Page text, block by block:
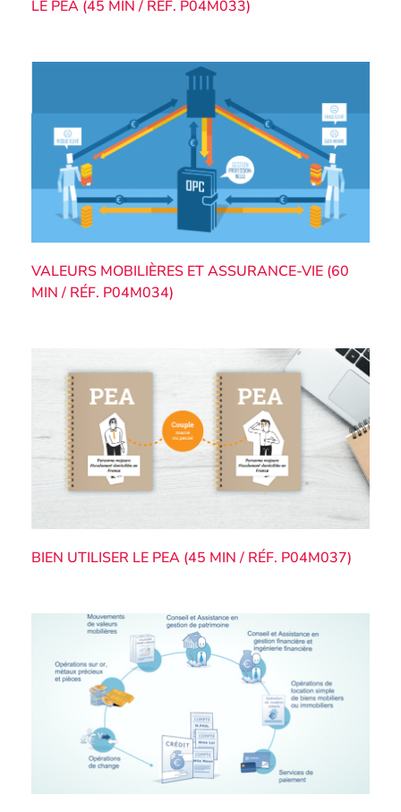
LE PEA (45 MIN / RÉF. P04M033)
VALEURS MOBILIÈRES ET ASSURANCE-VIE (60
MIN / RÉF. P04M034)
BIEN UTILISER LE PEA (45 MIN / RÉF. P04M037)